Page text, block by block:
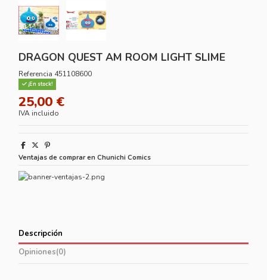
DRAGON QUEST AM ROOM LIGHT SLIME
Referencia 451108600
¡En stock!
25,00 €
IVA incluido
Ventajas de comprar en Chunichi Comics
Descripción
Opiniones(0)